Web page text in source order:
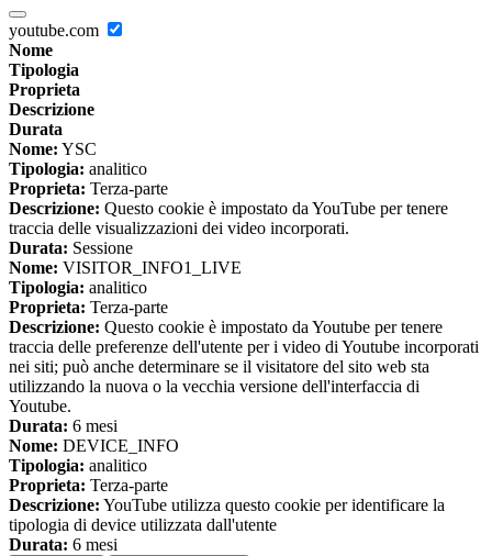
youtube.com
Nome
Tipologia
Proprieta
Descrizione
Durata
Nome: YSC
Tipologia: analitico
Proprieta: Terza-parte
Descrizione: Questo cookie è impostato da YouTube per tenere
traccia delle visualizzazioni dei video incorporati.
Durata: Sessione
Nome: VISITOR_INFO1_LIVE
Tipologia: analitico
Proprieta: Terza-parte
Descrizione: Questo cookie è impostato da Youtube per tenere
traccia delle preferenze dell'utente per i video di Youtube incorporati
nei siti; può anche determinare se il visitatore del sito web sta
utilizzando la nuova o la vecchia versione dell'interfaccia di
Youtube.
Durata: 6 mesi
Nome: DEVICE_INFO
Tipologia: analitico
Proprieta: Terza-parte
Descrizione: YouTube utilizza questo cookie per identificare la
tipologia di device utilizzata dall'utente
Durata: 6 mesi